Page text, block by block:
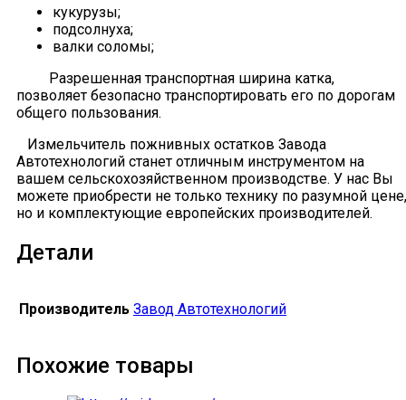
кукурузы;
подсолнуха;
валки соломы;
Разрешенная транспортная ширина катка,
позволяет безопасно транспортировать его по дорогам
общего пользования.
Измельчитель пожнивных остатков Завода
Автотехнологий станет отличным инструментом на
вашем сельскохозяйственном производстве. У нас Вы
можете приобрести не только технику по разумной цене,
но и комплектующие европейских производителей.
Детали
Производитель Завод Автотехнологий
Похожие товары